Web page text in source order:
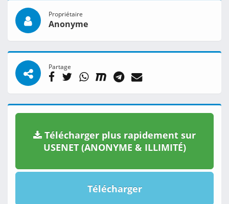
Propriétaire
Anonyme
Partage
Télécharger plus rapidement sur
USENET (ANONYME & ILLIMITÉ)
Télécharger